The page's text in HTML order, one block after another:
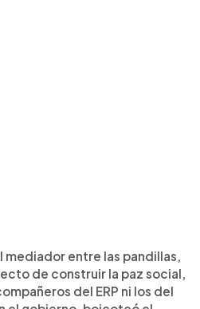
entre las pandillas,
de construir la paz social,
del ERP ni los del